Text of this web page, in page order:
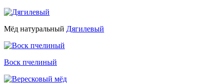
Мёд натуральный Дягилевый
Воск пчелиный